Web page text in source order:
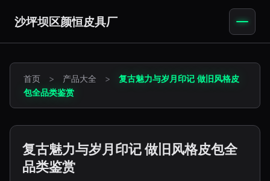
沙坪坝区颜恒皮具厂
首页 > 产品大全 >
复古魅力与岁月印记 做旧风格皮
包全品类鉴赏
复古魅力与岁月印记 做旧风格皮包全
品类鉴赏